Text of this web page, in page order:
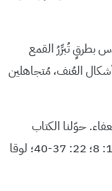
بطرقٍ تُبرِّرُ القمع
أشكال العُنف، مُتجاهلين
حوّلنا الكتاب
المُقدّس إلى أداةٍ للقمع بدلًا من التَّحرير (متّى 18: 8؛ 22: 37-40؛ لوقا